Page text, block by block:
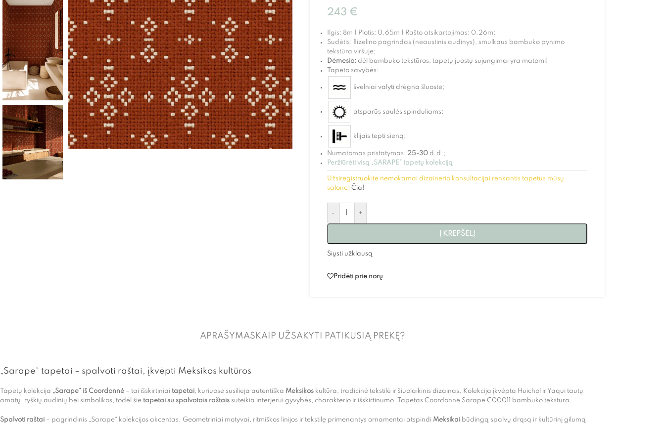
243 €
Ilgis: 8m | Plotis: 0.65m | Rašto atsikartojimas: 0.26m;
Sudėtis: flizelino pagrindas (neaustinis audinys), smulkaus bambuko pynimo
tekstūra viršuje;
Dėmesio:dėl bambuko tekstūros, tapetų juostų sujungimai yra matomi!
Tapeto savybės:
švelniai valyti drėgna šluoste;
atsparūs saulės spinduliams;
klijais tepti sieną;
Numatomas pristatymas: 25-30d.d.;
Peržiūrėti visą „SARAPE” tapetų kolekciją
Užsiregistruokite nemokamai dizainerio konsultacijai renkantis tapetus mūsų
salone! Čia!
- +
Į KREPŠELĮ
Siųsti užklausą
Pridėti prie norų
APRAŠYMAS KAIP UŽSAKYTI PATIKUSIĄ PREKĘ?
„Sarape“ tapetai – spalvoti raštai, įkvėpti Meksikos kultūros
Tapetų kolekcija „Sarape“ iš Coordonné – tai išskirtiniai tapetai, kuriuose susilieja autentiška Meksikos kultūra, tradicinė tekstilė ir šiuolaikinis dizainas. Kolekcija įkvėpta Huichol ir Yaqui tautų
amatų, ryškių audinių bei simbolikos, todėl šie tapetai su spalvotais raštais suteikia interjerui gyvybės, charakterio ir išskirtinumo. Tapetas Coordonne Sarape C00011 bambuko tekstūra.
Spalvoti raštai – pagrindinis „Sarape“ kolekcijos akcentas. Geometriniai motyvai, ritmiškos linijos ir tekstilę primenantys ornamentai atspindi Meksikai būdingą spalvų drąsą ir kultūrinį gilumą.